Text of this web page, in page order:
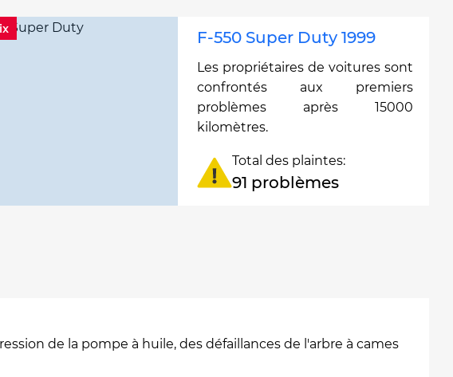
F-550 Super Duty 1999
Les propriétaires de voitures sont
confrontés aux premiers
problèmes après 15000
kilomètres.
Total des plaintes:
91 problèmes
de la pompe à huile, des défaillances de l'arbre à cames